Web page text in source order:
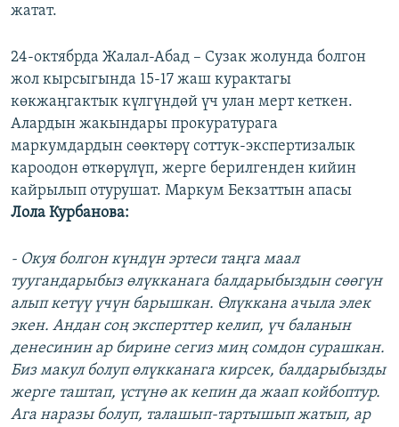
жатат.
24-октябрда Жалал-Абад – Сузак жолунда болгон
жол кырсыгында 15-17 жаш курактагы
көкжаңгактык күлгүндөй үч улан мерт кеткен.
Алардын жакындары прокуратурага
маркумдардын сөөктөрү соттук-экспертизалык
кароодон өткөрүлүп, жерге берилгенден кийин
кайрылып отурушат. Маркум Бекзаттын апасы
Лола Курбанова:
- Окуя болгон күндүн эртеси таңга маал
туугандарыбыз өлүкканага балдарыбыздын сөөгүн
алып кетүү үчүн барышкан. Өлүккана ачыла элек
экен. Андан соң эксперттер келип, үч баланын
денесинин ар бирине сегиз миң сомдон сурашкан.
Биз макул болуп өлүкканага кирсек, балдарыбызды
жерге таштап, үстүнө ак кепин да жаап койбоптур.
Ага наразы болуп, талашып-тартышып жатып, ар